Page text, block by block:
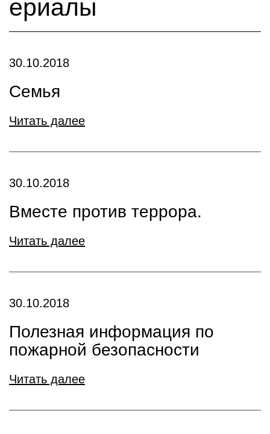
ериалы
30.10.2018
Семья
Читать далее
30.10.2018
Вместе против террора.
Читать далее
30.10.2018
Полезная информация по
пожарной безопасности
Читать далее